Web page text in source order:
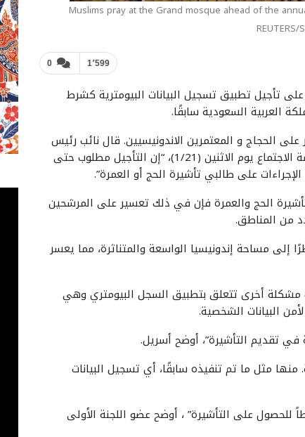
Muslims pray at the Grand mosque ahead of the
0 1٬599
تأجيل تطبيق تسجيل البيانات البيومترية كشرط
العربية السعودية سابقًا.
الحجاج و المعتمرين الاندونيسيين. قال نائب رئيس
الجنة الأولى بمجلس النواب، أسريل حمزة تانجونغ، خلال جلسة الاجتماع يوم الاثنين (1/21)، “إن التأجيل مطلوب حتى
الإجراءات على طالبي تأشيرة الحج أو العمرة”.
الحج والعمرة فإن في ذلك تعسير على المرشحين
من المناطق.
مساحة إندونيسيا الواسعة والمتناثرة، مما يعسر
مشكلة أخرى تتعلق بتطبيق السجل البيومتري وهي
البيانات الشخصية.
تقديم التأشيرة”، أوضح أسريل.
مثل ما تم تنفيذه سابقًا، أي تسجيل البيانات
على التأشيرة” ، أوضح عضو اللجنة الأولى